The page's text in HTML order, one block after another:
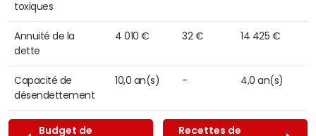
toxiques
Annuité de la
dette
4 010 € 32 € 14 425 €
Capacité de
désendettement
10,0 an(s) - 4,0 an(s)
Budget de
Recettes de